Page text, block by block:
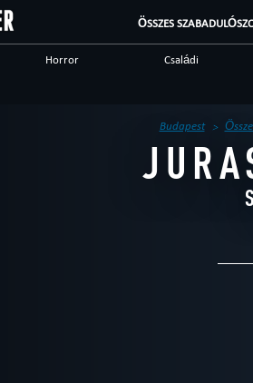
ÖSSZES
Horror Családi
Történelmi
Kalandos
Budapest